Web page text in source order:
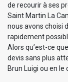
de recourir à ses
Saint Martin La
nous avons choisi
rapidement
Alors qu’est-ce
devis sans plus
Brun Luigi ou en